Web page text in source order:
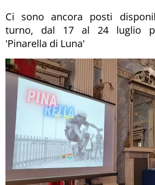
Ci sono ancora posti
turno, dal 17 al 24 luglio
'Pinarella di Luna'